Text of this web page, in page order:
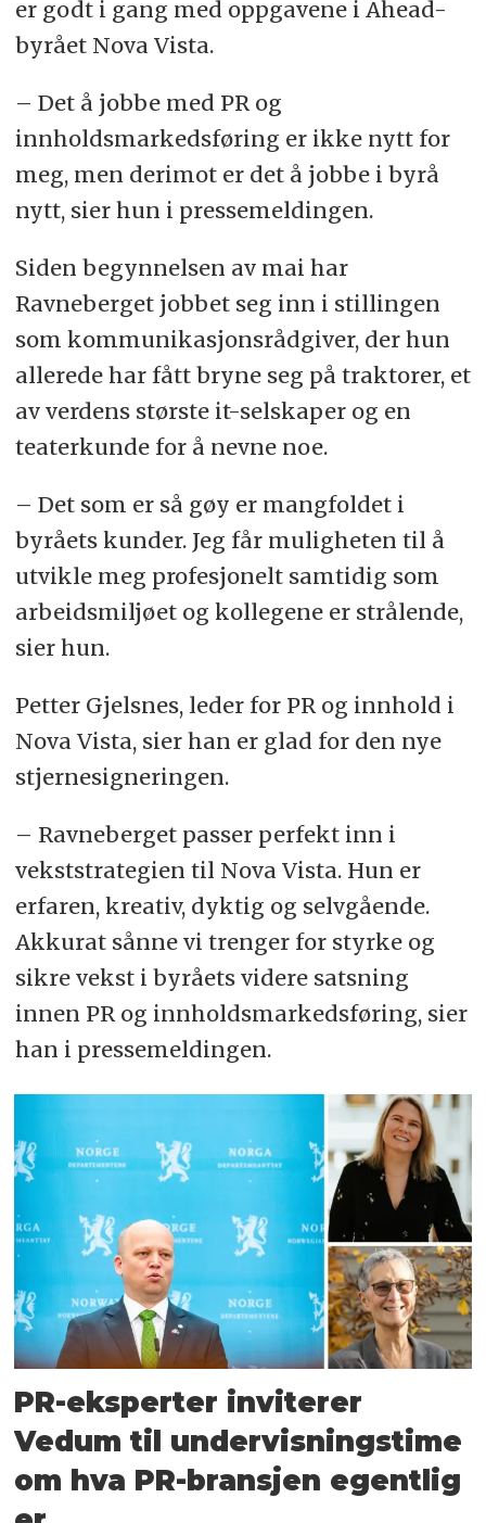
er godt i gang med oppgavene i Ahead-
byrået Nova Vista.
– Det å jobbe med PR og
innholdsmarkedsføring er ikke nytt for
meg, men derimot er det å jobbe i byrå
nytt, sier hun i pressemeldingen.
Siden begynnelsen av mai har
Ravneberget jobbet seg inn i stillingen
som kommunikasjonsrådgiver, der hun
allerede har fått bryne seg på traktorer, et
av verdens største it-selskaper og en
teaterkunde for å nevne noe.
– Det som er så gøy er mangfoldet i
byråets kunder. Jeg får muligheten til å
utvikle meg profesjonelt samtidig som
arbeidsmiljøet og kollegene er strålende,
sier hun.
Petter Gjelsnes, leder for PR og innhold i
Nova Vista, sier han er glad for den nye
stjernesigneringen.
– Ravneberget passer perfekt inn i
vekststrategien til Nova Vista. Hun er
erfaren, kreativ, dyktig og selvgående.
Akkurat sånne vi trenger for styrke og
sikre vekst i byråets videre satsning
innen PR og innholdsmarkedsføring, sier
han i pressemeldingen.
PR-eksperter inviterer
Vedum til undervisningstime
om hva PR-bransjen egentlig